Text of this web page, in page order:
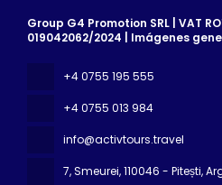
Group G4 Promotion SRL | VAT
019042062/2024 | Imágenes
+4 0755 195 555
+4 0755 013 984
info@activtours.travel
7, Smeurei, 110046 - Pitești,